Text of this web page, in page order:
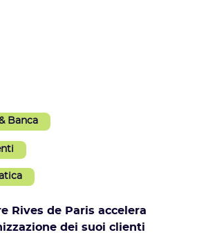
Banca
Rives de Paris accelera
dei suoi clienti